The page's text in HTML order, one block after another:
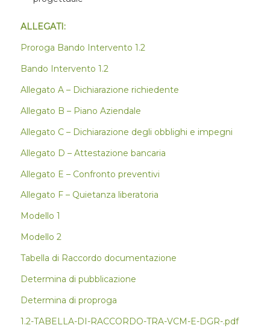
ALLEGATI:
Proroga Bando Intervento 1.2
Bando Intervento 1.2
Allegato A – Dichiarazione richiedente
Allegato B – Piano Aziendale
Allegato C – Dichiarazione degli obblighi e impegni
Allegato D – Attestazione bancaria
Allegato E – Confronto preventivi
Allegato F – Quietanza liberatoria
Modello 1
Modello 2
Tabella di Raccordo documentazione
Determina di pubblicazione
Determina di proproga
1.2-TABELLA-DI-RACCORDO-TRA-VCM-E-DGR-.pdf